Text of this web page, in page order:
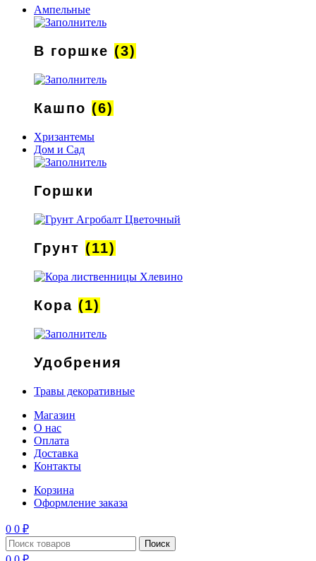
Ампельные
В горшке (3)
Кашпо (6)
Хризантемы
Дом и Сад
Горшки
Грунт (11)
Кора (1)
Удобрения
Травы декоративные
Магазин
О нас
Оплата
Доставка
Контакты
Корзина
Оформление заказа
0 0 ₽
Поиск